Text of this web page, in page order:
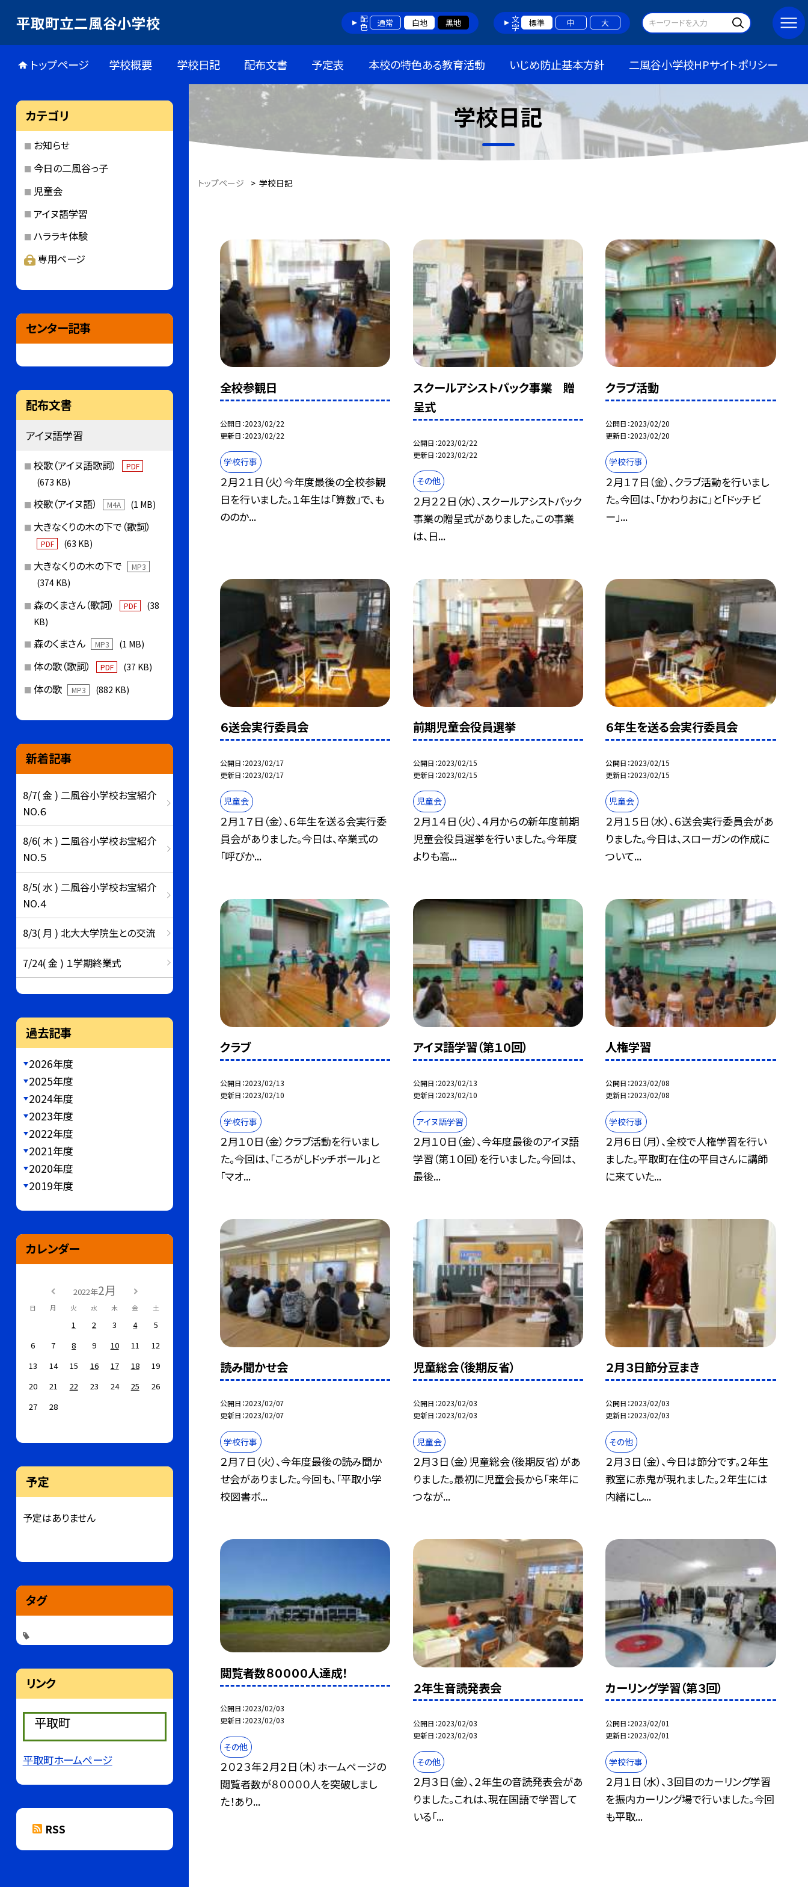
平取町立二風谷小学校 配色 通常 白地 黒地 文字 標準 中 大
トップページ 学校概要 学校日記 配布文書 予定表 本校の特色ある教育活動 いじめ防止基本方針 二風谷小学校HPサイトポリシー
学校日記
トップページ > 学校日記
全校参観日
公開日 2023/02/22
更新日 2023/02/22
学校行事
２月２１日（火）今年度最後の全校参観
日を行いました。１年生は「算数」で、も
ののか...
スクールアシストパック事業 贈
呈式
公開日 2023/02/22
更新日 2023/02/22
その他
２月２２日（水）、スクールアシストパック
事業の贈呈式がありました。この事業
は、日...
クラブ活動
公開日 2023/02/20
更新日 2023/02/20
学校行事
２月１７日（金）、クラブ活動を行いまし
た。今回は、「かわりおに」と「ドッチビ
ー」...
６送会実行委員会
公開日 2023/02/17
更新日 2023/02/17
児童会
２月１７日（金）、６年生を送る会実行委
員会がありました。今日は、卒業式の
「呼びか...
前期児童会役員選挙
公開日 2023/02/15
更新日 2023/02/15
児童会
２月１４日（火）、４月からの新年度前期
児童会役員選挙を行いました。今年度
よりも高...
６年生を送る会実行委員会
公開日 2023/02/15
更新日 2023/02/15
児童会
２月１５日（水）、６送会実行委員会があ
りました。今日は、スローガンの作成に
ついて...
クラブ
公開日 2023/02/13
更新日 2023/02/10
学校行事
２月１０日（金）クラブ活動を行いまし
た。今回は、「ころがしドッチボール」と
「マオ...
アイヌ語学習（第１０回）
公開日 2023/02/13
更新日 2023/02/10
アイヌ語学習
２月１０日（金）、今年度最後のアイヌ語
学習（第１０回）を行いました。今回は、
最後...
人権学習
公開日 2023/02/08
更新日 2023/02/08
学校行事
２月６日（月）、全校で人権学習を行い
ました。平取町在住の平目さんに講師
に来ていた...
読み聞かせ会
公開日 2023/02/07
更新日 2023/02/07
学校行事
２月７日（火）、今年度最後の読み聞か
せ会がありました。今回も、「平取小学
校図書ボ...
児童総会（後期反省）
公開日 2023/02/03
更新日 2023/02/03
児童会
２月３日（金）児童総会（後期反省）があ
りました。最初に児童会長から「来年に
つなが...
２月３日節分豆まき
公開日 2023/02/03
更新日 2023/02/03
その他
２月３日（金）、今日は節分です。２年生
教室に赤鬼が現れました。２年生には
内緒にし...
閲覧者数８００００人達成！
公開日 2023/02/03
更新日 2023/02/03
その他
２０２３年２月２日（木）ホームページの
閲覧者数が８００００人を突破しまし
た！あり...
２年生音読発表会
公開日 2023/02/03
更新日 2023/02/03
その他
２月３日（金）、２年生の音読発表会があ
りました。これは、現在国語で学習して
いる「...
カーリング学習（第３回）
公開日 2023/02/01
更新日 2023/02/01
学校行事
２月１日（水）、３回目のカーリング学習
を振内カーリング場で行いました。今回
も平取...
カテゴリ
お知らせ
今日の二風谷っ子
児童会
アイヌ語学習
ハララキ体験
専用ページ
センター記事
配布文書
アイヌ語学習
校歌（アイヌ語歌詞） PDF
(673 KB)
校歌（アイヌ語） M4A (1 MB)
大きなくりの木の下で（歌詞）
PDF (63 KB)
大きなくりの木の下で MP3
(374 KB)
森のくまさん（歌詞） PDF
(38
KB)
森のくまさん MP3 (1 MB)
体の歌（歌詞） PDF (37 KB)
体の歌 MP3 (882 KB)
新着記事
8/7( 金 ) 二風谷小学校お宝紹介
NO.６
8/6( 木 ) 二風谷小学校お宝紹介
NO.５
8/5( 水 ) 二風谷小学校お宝紹介
NO.４
8/3( 月 ) 北大大学院生との交流
7/24( 金 ) １学期終業式
過去記事
2026年度
2025年度
2024年度
2023年度
2022年度
2021年度
2020年度
2019年度
カレンダー
2022年2月
日 月 火 水 木 金 土
1 2 3 4
5
6
7 8 9 10 11
12
13
14 15 16 17 18
19
20
21 22 23 24 25
26
27
28
予定
予定はありません
タグ
リンク
平取町
平取町ホームページ
RSS